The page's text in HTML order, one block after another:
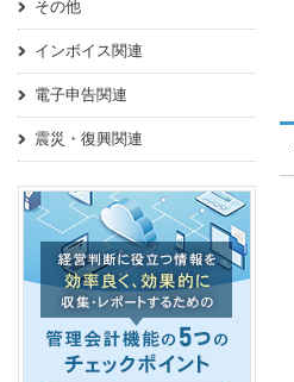
その他
インボイス関連
電子申告関連
震災・復興関連